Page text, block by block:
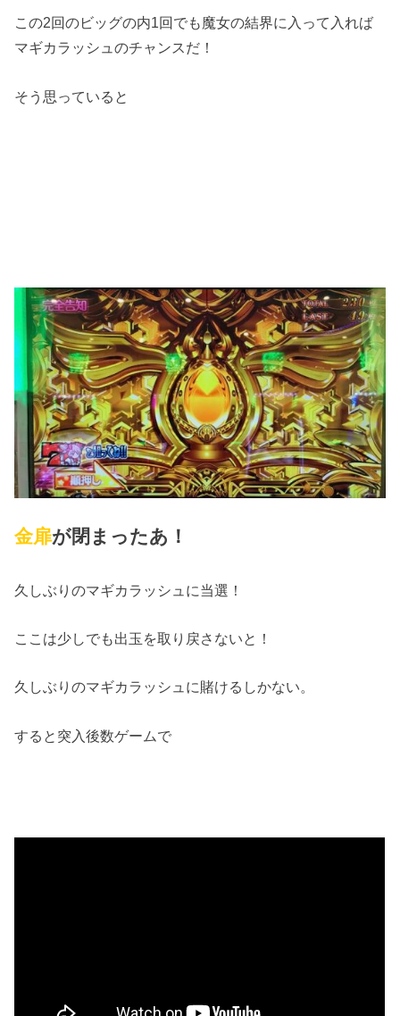
この2回のビッグの内1回でも魔女の結界に入って入れば
マギカラッシュのチャンスだ！
そう思っていると
金扉が閉まったあ！
久しぶりのマギカラッシュに当選！
ここは少しでも出玉を取り戻さないと！
久しぶりのマギカラッシュに賭けるしかない。
すると突入後数ゲームで